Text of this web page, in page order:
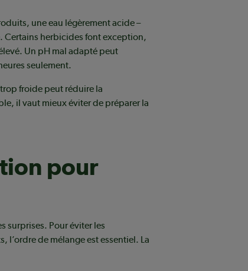
une eau légèrement acide –
Certains herbicides font exception,
Un pH mal adapté peut
seulement.
froide peut réduire la
il vaut mieux éviter de préparer la
pour
surprises. Pour éviter les
de mélange est essentiel. La